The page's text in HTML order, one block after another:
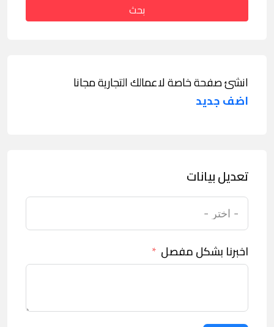
بحث
انشئ صفحة خاصة لاعمالك التجارية مجانا
اضف جديد
تعديل بيانات
اخبرنا بشكل مفصل